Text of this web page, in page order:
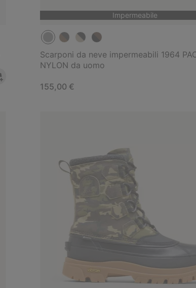
Impermeabile
Scarponi da neve impermeabili 1964
NYLON da uomo
Regular price:
155,00 €